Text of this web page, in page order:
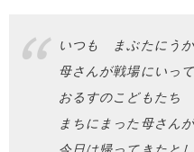
いつも まぶたにう
母さんが戦場にいって
おるすのこどもたち
まちにまった母さん